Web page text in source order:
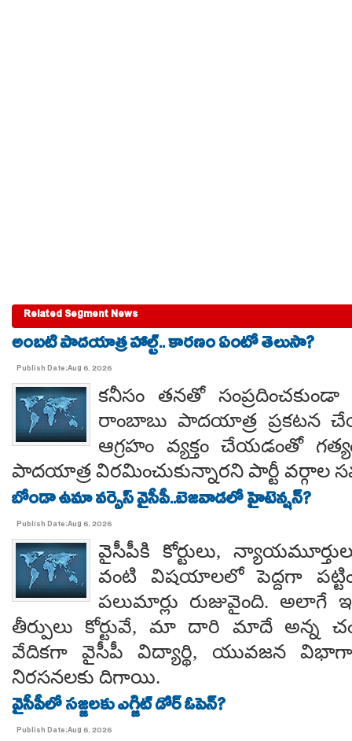
Related Segment News
అంబటి పాదయాత్ర హాల్ట్.. కారణం ఏంటో తెలుసా?
Publish Date:Aug 6, 2026
కనీసం తనతో సంప్రదించకుండా
రాంబాబు పాదయాత్ర ప్రకటన
ఆగ్రహం వ్యక్తం చేయడంతో
పాదయాత్ర విరమించుకున్నారని పార్టీ వర్గాల
బోండా ఉమా వర్సెస్ వైసీపీ..బెజవాడలో హైటెన్షన్?
Publish Date:Aug 6, 2026
వైసీపీకి కోర్టులు,
వంటి విషయాలలో పెద్దగా
పలుమార్లు రుజువైంది. అలాగే
తీర్పులు కోర్టువే, మా దారి మాదే అన్న
వేదికగా వైసీపీ విద్యార్థి, యువజన
నిరసనలకు దిగాయి.
వైసీపీలో సజ్జలకు ఎగ్జిట్ డోర్ ఓపెన్?
Publish Date:Aug 6, 2026